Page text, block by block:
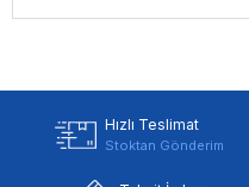
Hızlı Teslimat
Stoktan Gönderim